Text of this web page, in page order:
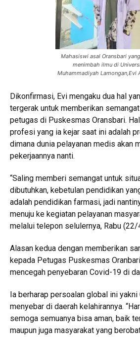
Mahasiswi asal Oransbari
menimbah ilmu di
Muhammadiyah Lamongan,Evi
Dikonfirmasi, Evi mengaku dua hal
tergerak untuk memberikan
petugas di Puskesmas Oransbari.
profesi yang ia kejar saat ini adalah
dimana dunia pelayanan medis akan
pekerjaannya nanti.
“Saling memberi semangat untuk
dibutuhkan, kebetulan pendidikan
adalah pendidikan farmasi, jadi
menuju ke kegiatan pelayanan
melalui telepon selulernya, Rabu
Alasan kedua dengan memberikan
kepada Petugas Puskesmas
mencegah penyebaran Covid-19 di
Ia berharap persoalan global ini
menyebar di daerah kelahirannya.
semoga semuanya bisa aman, baik
maupun juga masyarakat yang